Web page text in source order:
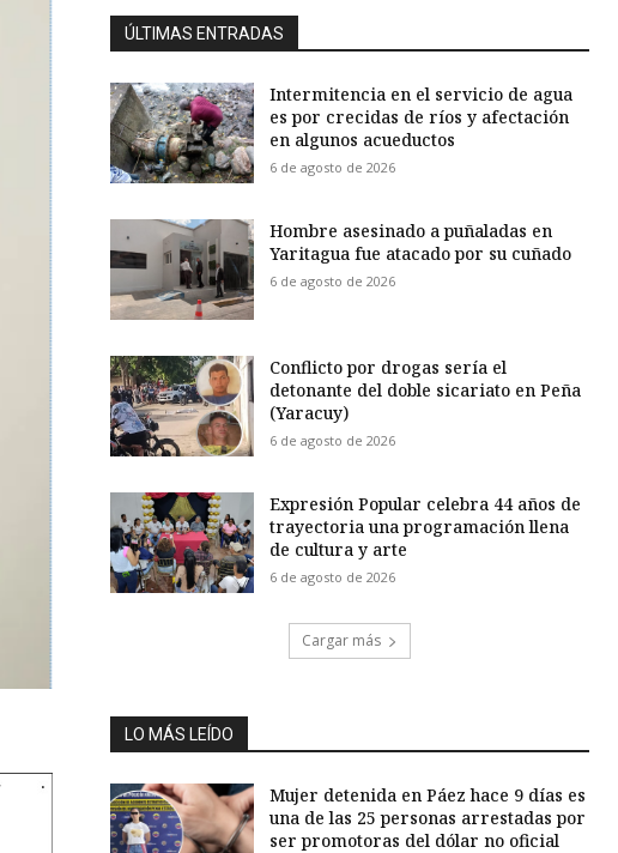
ÚLTIMAS ENTRADAS
Intermitencia en el servicio de agua
es por crecidas de ríos y afectación
en algunos acueductos
6 de agosto de 2026
Hombre asesinado a puñaladas en
Yaritagua fue atacado por su cuñado
6 de agosto de 2026
Conflicto por drogas sería el
detonante del doble sicariato en Peña
(Yaracuy)
6 de agosto de 2026
Expresión Popular celebra 44 años de
trayectoria una programación llena
de cultura y arte
6 de agosto de 2026
Cargar más
LO MÁS LEÍDO
Mujer detenida en Páez hace 9 días es
una de las 25 personas arrestadas por
ser promotoras del dólar no oficial